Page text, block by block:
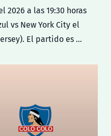
2026 a las 19:30 horas
vs New York City el
El partido es …